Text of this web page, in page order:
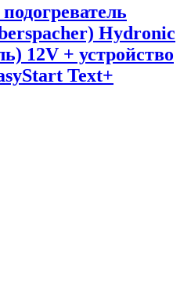
Hydronic
12V + устройство
Text+